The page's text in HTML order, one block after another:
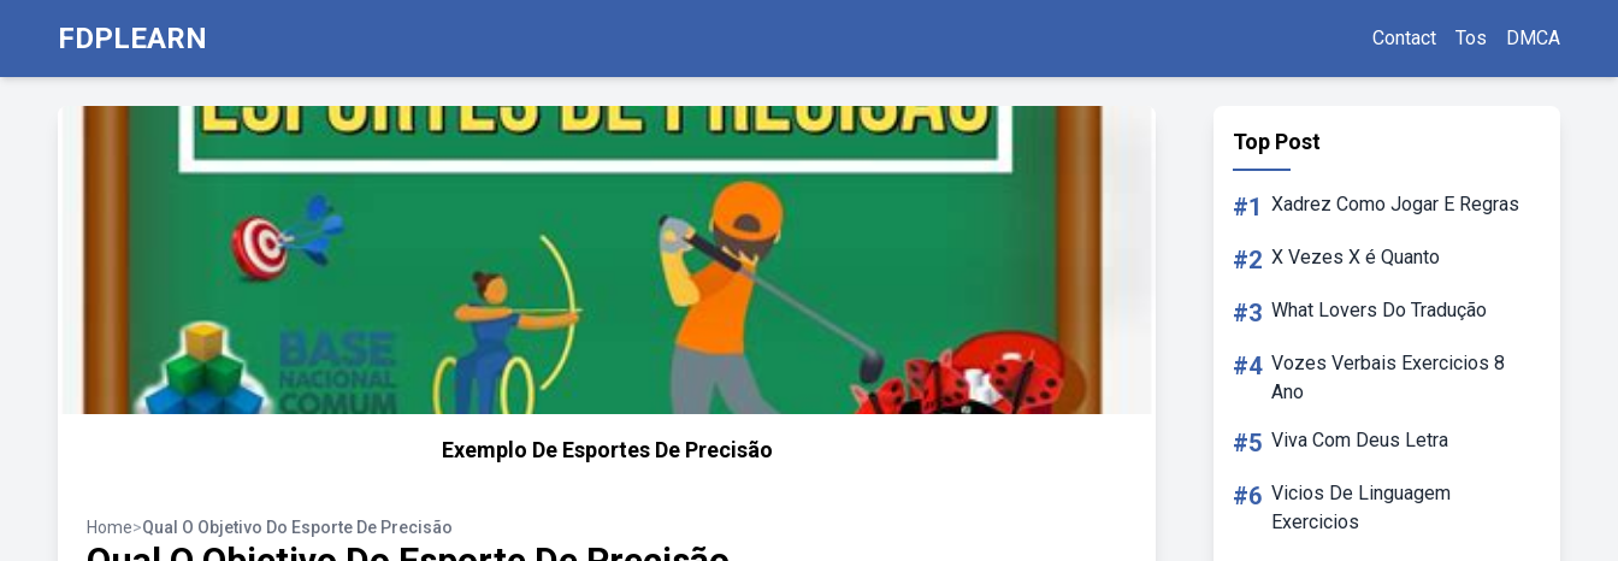
FDPLEARN Contact Tos DMCA
Exemplo De Esportes De Precisão
Home>Qual O Objetivo Do Esporte De Precisão
Top Post
#1 Xadrez Como Jogar E Regras
#2 X Vezes X é Quanto
#3 What Lovers Do Tradução
#4 Vozes Verbais Exercicios 8
Ano
#5 Viva Com Deus Letra
#6 Vicios De Linguagem
Exercicios